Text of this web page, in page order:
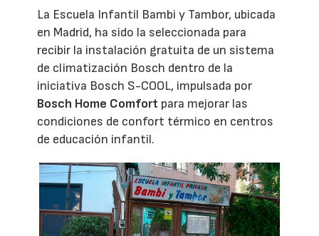
La Escuela Infantil Bambi y Tambor, ubicada
en Madrid, ha sido la seleccionada para
recibir la instalación gratuita de un sistema
de climatización Bosch dentro de la
iniciativa Bosch S-COOL, impulsada por
Bosch Home Comfort para mejorar las
condiciones de confort térmico en centros
de educación infantil.